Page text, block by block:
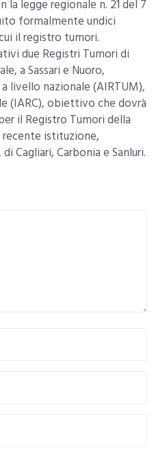
la legge regionale n. 21 del 7
formalmente undici
il registro tumori.
due Registri Tumori di
a Sassari e Nuoro,
livello nazionale (AIRTUM),
(IARC), obiettivo che dovrà
il Registro Tumori della
recente istituzione,
Cagliari, Carbonia e Sanluri.